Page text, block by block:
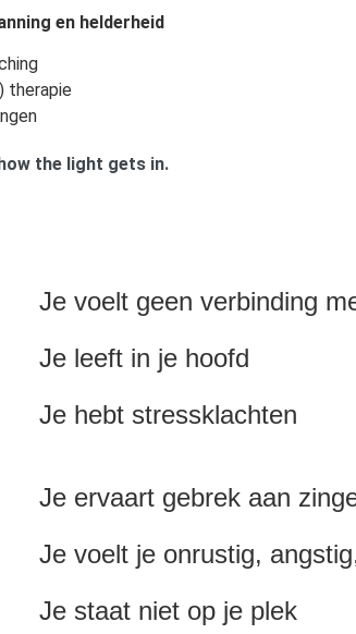
en helderheid
therapie
the light gets in.
Je voelt geen verbinding
Je leeft in je hoofd​
Je hebt stressklachten
Je ervaart gebrek aan
Je voelt je onrustig,
Je staat niet op je plek